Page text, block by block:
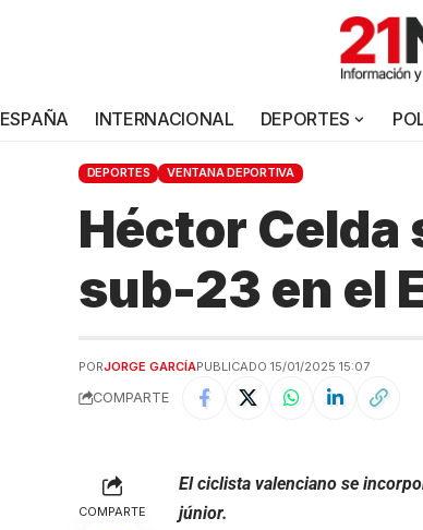
ESPAÑA INTERNACIONAL DEPORTES
DEPORTES VENTANA DEPORTIVA
Héctor Celda
sub-23 en el
PORJORGE GARCÍAPUBLICADO 15/01/2025 15:07
COMPARTE
COMPARTE
El ciclista valenciano se
júnior.